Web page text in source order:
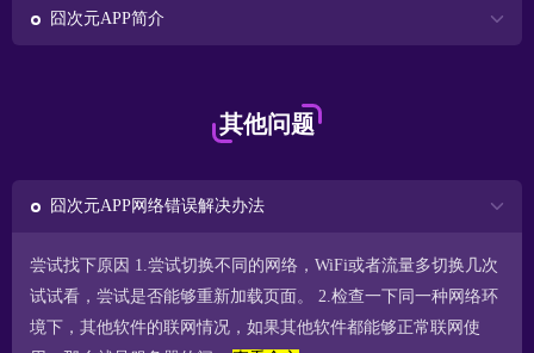
囧次元APP简介
其他问题
囧次元APP网络错误解决办法
尝试找下原因 1.尝试切换不同的网络，WiFi或者流量多切换几次
试试看，尝试是否能够重新加载页面。 2.检查一下同一种网络环
境下，其他软件的联网情况，如果其他软件都能够正常联网使